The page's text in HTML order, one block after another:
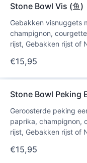
Stone Bowl Vis (鱼)
Gebakken visnuggets
champignon,
rijst, Gebakken rijst of
€15,95
Stone Bowl Peking
Geroosterde peking
paprika, champignon,
rijst, Gebakken rijst of
€15,95